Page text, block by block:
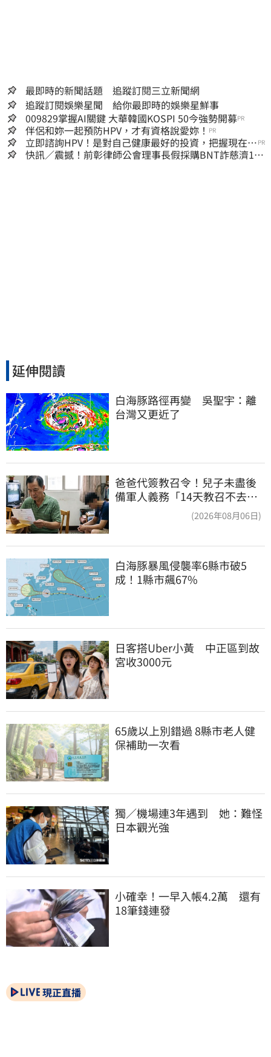
最即時的新聞話題 追蹤訂閱三立新聞網
追蹤訂閱娛樂星聞 給你最即時的娛樂星鮮事
009829掌握AI關鍵 大華韓國KOSPI 50今強勢開募PR
伴侶和妳一起預防HPV，才有資格說愛妳！ PR
立即諮詢HPV！是對自己健康最好的投資，把握現在不
嫌晚！
PR
快訊／震撼！前彰律師公會理事長假採購BNT詐慈濟10
延伸閱讀
白海豚路徑再變　吳聖宇：離
台灣又更近了
爸爸代簽教召令！兒子未盡後
備軍人義務「14天教召不去」
(2026年08月06日)
白海豚暴風侵襲率6縣市破5
成！1縣市飆67%
日客搭Uber小黃　中正區到故
宮收3000元
65歲以上別錯過 8縣市老人健
保補助一次看
獨／機場連3年遇到　她：難怪
日本觀光強
小確幸！一早入帳4.2萬　還有
18筆錢連發
現正直播